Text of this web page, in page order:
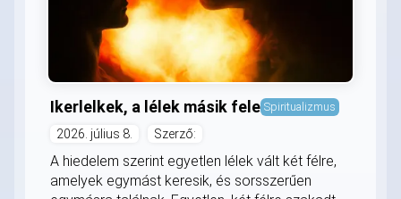
Ikerlelkek, a lélek másik fele Spiritualizmus
2026. július 8. Szerző:
A hiedelem szerint egyetlen lélek vált két félre,
amelyek egymást keresik, és sorsszerűen